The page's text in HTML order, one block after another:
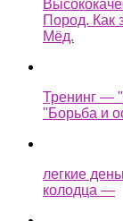
Пород. Как
Мёд.
Тренинг —
"Борьба и
легкие
колодца —